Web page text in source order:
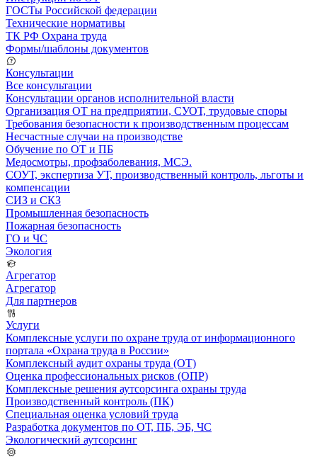
ГОСТы Российской федерации
Технические нормативы
ТК РФ Охрана труда
Формы/шаблоны документов
Консультации
Все консультации
Консультации органов исполнительной власти
Организация ОТ на предприятии, СУОТ, трудовые споры
Требования безопасности к производственным процессам
Несчастные случаи на производстве
Обучение по ОТ и ПБ
Медосмотры, профзаболевания, МСЭ.
СОУТ, экспертиза УТ, производственный контроль, льготы и
компенсации
СИЗ и СКЗ
Промышленная безопасность
Пожарная безопасность
ГО и ЧС
Экология
Агрегатор
Агрегатор
Для партнеров
Услуги
Комплексные услуги по охране труда от информационного
портала «Охрана труда в России»
Комплексный аудит охраны труда (ОТ)
Оценка профессиональных рисков (ОПР)
Комплексные решения аутсорсинга охраны труда
Производственный контроль (ПК)
Специальная оценка условий труда
Разработка документов по ОТ, ПБ, ЭБ, ЧС
Экологический аутсорсинг